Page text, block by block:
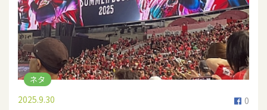
ネタ
0
2025.9.30